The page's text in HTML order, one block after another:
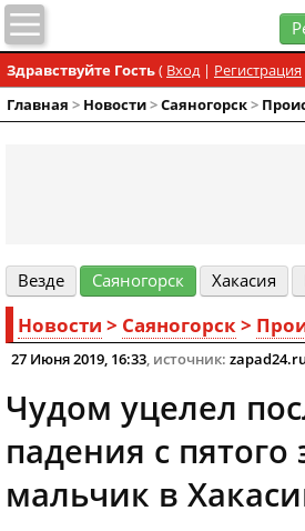
Здравствуйте Гость( Вход| Регистрация
Главная > Новости>Cаяногорск>
Везде Cаяногорск Хакасия
Новости > Cаяногорск>
27 Июня 2019, 16:33, источник:
Чудом уцелел
падения с пятого
мальчик в